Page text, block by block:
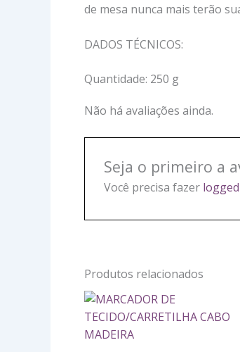
de mesa nunca mais terão
DADOS TÉCNICOS:
Quantidade: 250 g
Não há avaliações ainda.
Seja o primeiro a
Você precisa fazer
Produtos relacionados
MARCADOR
DE
TECIDO/CARRETILHA
CABO